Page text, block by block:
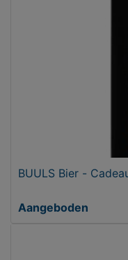
BUULS Bier -
Aangeboden